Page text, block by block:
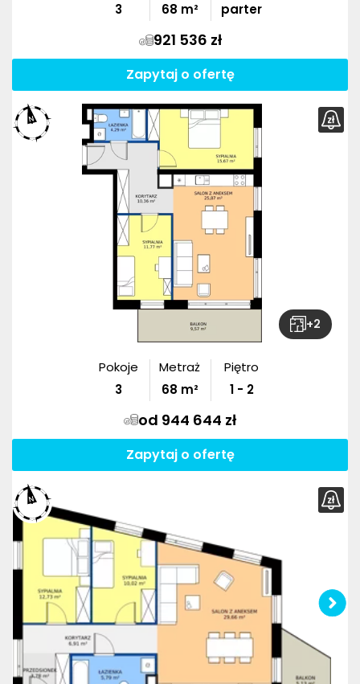
3
68 m²
parter
921 536 zł
Zapytaj o ofertę
+2
Pokoje
3
Metraż
68 m²
Piętro
1 - 2
od 944 644 zł
Zapytaj o ofertę